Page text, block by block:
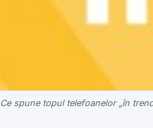
Ce spune topul telefoanelor „în